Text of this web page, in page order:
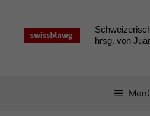
springen
hrsg. von